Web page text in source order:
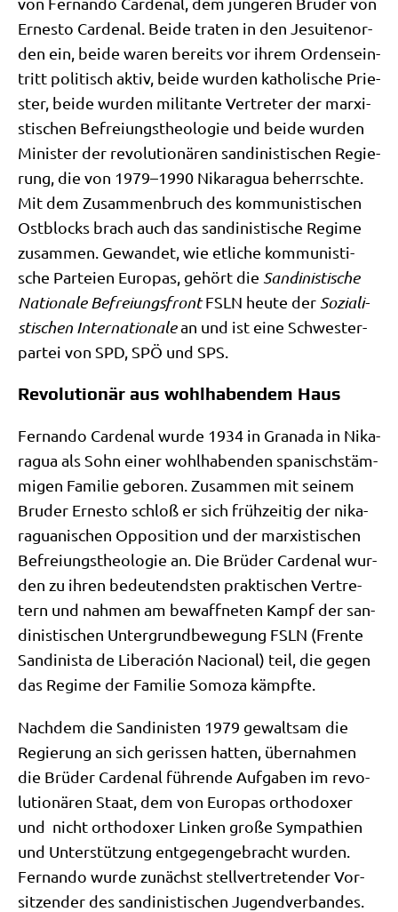
Erne­sto Car­denal. Bei­de tra­ten in den Jesui­ten­or­
den ein, bei­de waren bereits vor ihrem Ordens­ein­
tritt poli­tisch aktiv, bei­de wur­den katho­li­sche Prie­
ster, bei­de wur­den mili­tan­te Ver­tre­ter der mar­xi­
sti­schen Befrei­ungs­theo­lo­gie und bei­de wur­den
Mini­ster der revo­lu­tio­nä­ren san­di­ni­sti­schen Regie­
rung, die von 1979–1990 Nika­ra­gua beherrsch­te.
Mit dem Zusam­men­bruch des kom­mu­ni­sti­schen
Ost­blocks brach auch das san­di­ni­sti­sche Regime
zusam­men. Gewan­det, wie etli­che kom­mu­ni­sti­
sche Par­tei­en Euro­pas, gehört die San­di­ni­sti­sche
Natio­na­le Befrei­ungs­frontFSLN heu­te der Sozia­li­
sti­schen Inter­na­tio­na­lean und ist eine Schwe­ster­
par­tei von SPD, SPÖ und SPS.
Revolutionär aus wohlhabendem Haus
Fer­nan­do Car­denal wur­de 1934 in Gra­na­da in Nika­
ra­gua als Sohn einer wohl­ha­ben­den spa­nisch­stäm­
mi­gen Fami­lie gebo­ren. Zusam­men mit sei­nem
Bru­der Erne­sto schloß er sich früh­zei­tig der nika­
ra­gua­ni­schen Oppo­si­ti­on und der mar­xi­sti­schen
Befrei­ungs­theo­lo­gie an. Die Brü­der Car­denal wur­
den zu ihren bedeu­tend­sten prak­ti­schen Ver­tre­
tern und nah­men am bewaff­ne­ten Kampf der san­
di­ni­sti­schen Unter­grund­be­we­gung FSLN (Fren­te
San­di­ni­sta de Libe­r­ación Nacio­nal) teil, die gegen
das Regime der Fami­lie Somo­za kämpfte.
Nach­dem die San­di­ni­sten 1979 gewalt­sam die
Regie­rung an sich geris­sen hat­ten, über­nah­men
die Brü­der Car­denal füh­ren­de Auf­ga­ben im revo­
lu­tio­nä­ren Staat, dem von Euro­pas ortho­do­xer
und nicht ortho­do­xer Lin­ken gro­ße Sym­pa­thien
und Unter­stüt­zung ent­ge­gen­ge­bracht wur­den.
Fer­nan­do wur­de zunächst stell­ver­tre­ten­der Vor­
sit­zen­der des san­di­ni­sti­schen Jugendverbandes.